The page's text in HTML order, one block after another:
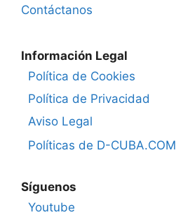
Contáctanos
Información Legal
Política de Cookies
Política de Privacidad
Aviso Legal
Políticas de D-CUBA.COM
Síguenos
Youtube